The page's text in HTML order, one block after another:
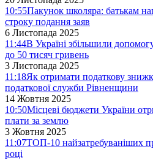
10:55Пакунок школяра: батькам
строку подання заяв
6 Листопада 2025
11:44В Україні збільшили
до 50 тисяч гривень
3 Листопада 2025
11:18Як отримати податкову
податкової служби Рівненщини
14 Жовтня 2025
10:50Місцеві бюджети України
плати за землю
3 Жовтня 2025
11:07ТОП-10 найзатребуваніших
році